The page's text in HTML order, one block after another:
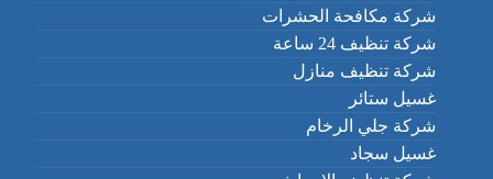
شركة مكافحة الحشرات
شركة تنظيف 24 ساعة
شركة تنظيف منازل
غسيل ستائر
شركة جلي الرخام
غسيل سجاد